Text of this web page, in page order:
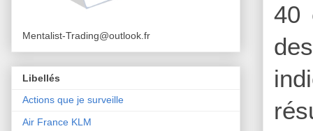
40
Mentalist-Trading@outlook.fr
Libellés
Actions que je surveille
Air France KLM